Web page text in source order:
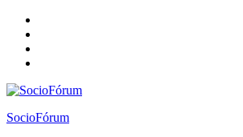
sidebar
SocioFórum